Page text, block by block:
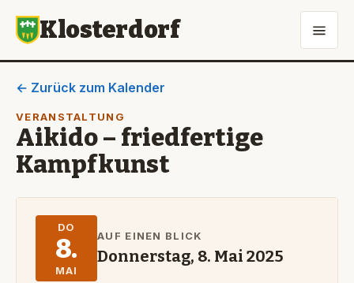
Klosterdorf
← Zurück zum Kalender
VERANSTALTUNG
Aikido – friedfertige
Kampfkunst
DO
8.
MAI
AUF EINEN BLICK
Donnerstag, 8. Mai 2025